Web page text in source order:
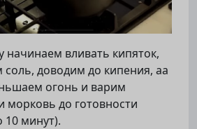
начинаем вливать кипяток,
соль, доводим до кипения, аа
огонь и варим
морковь до готовности
минут).